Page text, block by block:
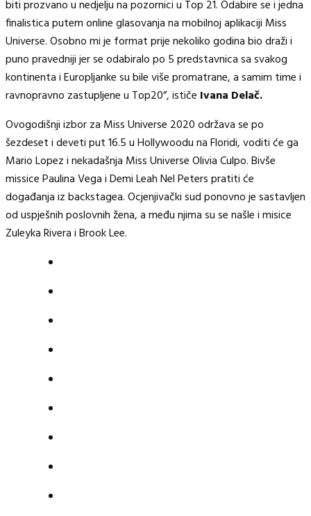
biti prozvano u nedjelju na pozornici u Top 21. Odabire se i jedna
finalistica putem online glasovanja na mobilnoj aplikaciji Miss
Universe. Osobno mi je format prije nekoliko godina bio draži i
puno pravedniji jer se odabiralo po 5 predstavnica sa svakog
kontinenta i Europljanke su bile više promatrane, a samim time i
ravnopravno zastupljene u Top20”, ističe Ivana Delač.
Ovogodišnji izbor za Miss Universe 2020 održava se po
šezdeset i deveti put 16.5 u Hollywoodu na Floridi, voditi će ga
Mario Lopez i nekadašnja Miss Universe Olivia Culpo. Bivše
missice Paulina Vega i Demi Leah Nel Peters pratiti će
događanja iz backstagea. Ocjenjivački sud ponovno je sastavljen
od uspješnih poslovnih žena, a među njima su se našle i misice
Zuleyka Rivera i Brook Lee.